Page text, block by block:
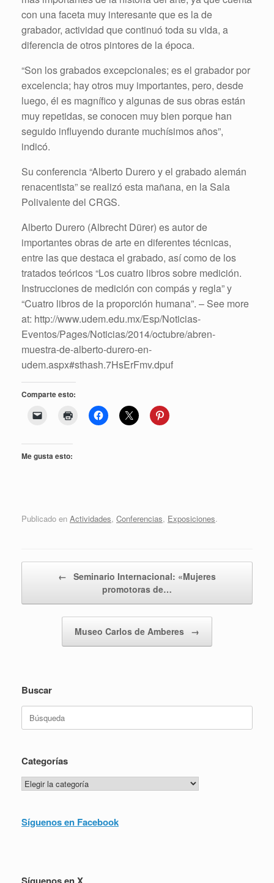
con una faceta muy interesante que es la de
grabador, actividad que continuó toda su vida, a
diferencia de otros pintores de la época.
“Son los grabados excepcionales; es el grabador por
excelencia; hay otros muy importantes, pero, desde
luego, él es magnífico y algunas de sus obras están
muy repetidas, se conocen muy bien porque han
seguido influyendo durante muchísimos años”,
indicó.
Su conferencia “Alberto Durero y el grabado alemán
renacentista” se realizó esta mañana, en la Sala
Polivalente del CRGS.
Alberto Durero (Albrecht Dürer) es autor de
importantes obras de arte en diferentes técnicas,
entre las que destaca el grabado, así como de los
tratados teóricos “Los cuatro libros sobre medición.
Instrucciones de medición con compás y regla” y
“Cuatro libros de la proporción humana”. – See more
at: http://www.udem.edu.mx/Esp/Noticias-
Eventos/Pages/Noticias/2014/octubre/abren-
muestra-de-alberto-durero-en-
udem.aspx#sthash.7HsErFmv.dpuf
Comparte esto:
Me gusta esto:
Publicado en Actividades, Conferencias, Exposiciones.
← Seminario Internacional: «Mujeres
promotoras de…
Museo Carlos de Amberes →
Buscar
Buscar:
Categorías
Categorías
Síguenos en Facebook